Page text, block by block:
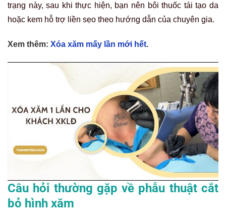
trạng này, sau khi thực hiện, bạn nên bôi thuốc tái tạo da
hoặc kem hỗ trợ liền sẹo theo hướng dẫn của chuyên gia.
Xem thêm: Xóa xăm mấy lần mới hết.
Câu hỏi thường gặp về phẫu thuật cắt
bỏ hình xăm